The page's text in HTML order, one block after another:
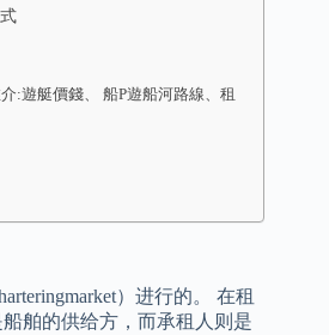
:遊艇價錢、 船P遊船河路線、租
）进行的。 在租
舶的供给方，而承租人则是